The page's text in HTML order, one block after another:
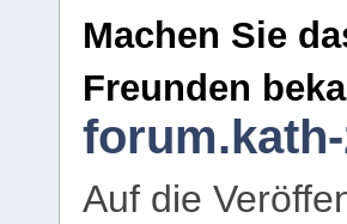
Machen Sie
Freunden
Auf die